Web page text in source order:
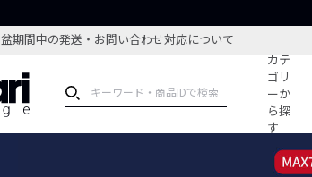
期間中の発送・お問い合わせ対応について
カテ
ゴリ
ーか
ら探
す